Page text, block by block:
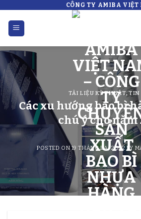
content
CÔNG TY AMIBA VIỆT
TÀI LIỆU KỸ THUẬT,TIN
Các xu hướng bao bì
chú ý cho năm
POSTED ON19 THÁNG BA, 2022BY